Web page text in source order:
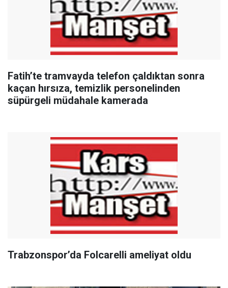
Fatih’te tramvayda telefon çaldıktan sonra
kaçan hırsıza, temizlik personelinden
süpürgeli müdahale kamerada
Trabzonspor’da Folcarelli ameliyat oldu